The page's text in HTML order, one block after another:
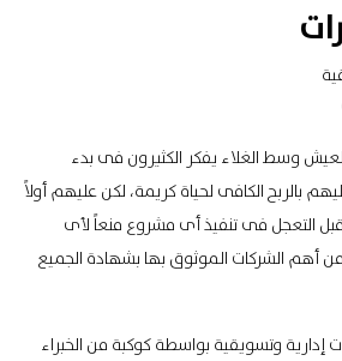
وسط الغلاء يفكر الكثيرون فى بدء
بالربح الكافى لحياة كريمة، لكن عليهم أولاً
التعجل فى تنفيذ أى مشروع منعاً لأى
أهم الشركات الموثوق بها بشهادة الجميع
إدارية وتسويقية بواسطة كوكبة من الخبراء